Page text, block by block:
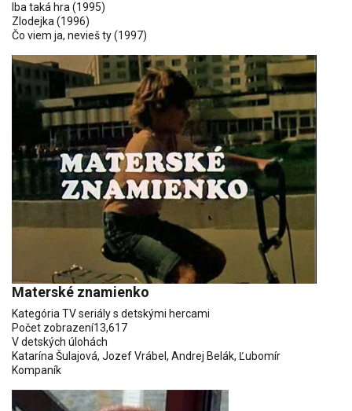
Iba taká hra (1995)
Zlodejka (1996)
Čo viem ja, nevieš ty(1997)
Materské znamienko
Kategória TV seriály s detskými hercami
Počet zobrazení13,617
V detských úlohách
Katarína Šulajová, Jozef Vrábel , Andrej Belák, Ľubomír
Kompaník